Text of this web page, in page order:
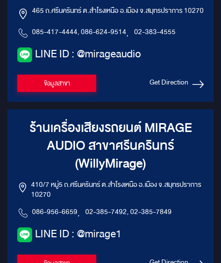
465 ถ.ศรีนครินทร์ ต.สำโรงเหนือ อ.เมือง จ.สมุทรปราการ 10270
085-417-4444, 086-624-9514, 02-383-4555
LINE ID : @mirageaudio
ข้อมูลสาขา Get Direction
ร้านเครื่องเสียงรถยนต์ MIRAGE
AUDIO สาขาศรีนครินทร์
(WillyMirage)
410/7 หมู่5 ถ.ศรีนครินทร์ ต.สำโรงเหนือ อ.เมือง จ.สมุทรปราการ
10270
086-956-6659, 02-385-7492, 02-385-7849
LINE ID : @mirage1